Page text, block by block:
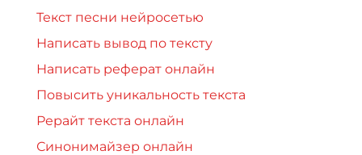
Текст песни нейросетью
Написать вывод по тексту
Написать реферат онлайн
Повысить уникальность текста
Рерайт текста онлайн
Синонимайзер онлайн